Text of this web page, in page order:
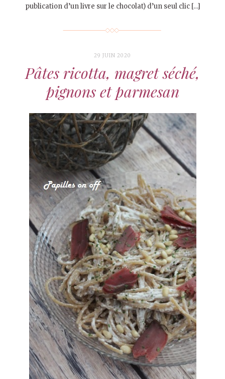
publication d’un livre sur le chocolat) d’un seul clic […]
29 JUIN 2020
Pâtes ricotta, magret séché,
pignons et parmesan